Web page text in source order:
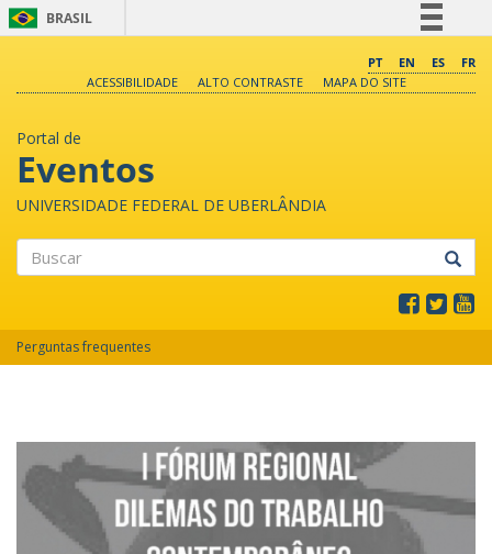
BRASIL
Comunica BR
PT EN ES
FR
ACESSIBILIDADE
ALTO CONTRASTE MAPA DO SITE
Portal de
Eventos
UNIVERSIDADE FEDERAL DE UBERLÂNDIA
Perguntas frequentes